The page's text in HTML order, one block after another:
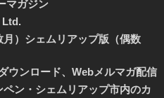
マガジン
Ltd.
）シェムリアップ版（偶数
ウンロード、Webメルマガ配信
ペン・シェムリアップ市内のカ